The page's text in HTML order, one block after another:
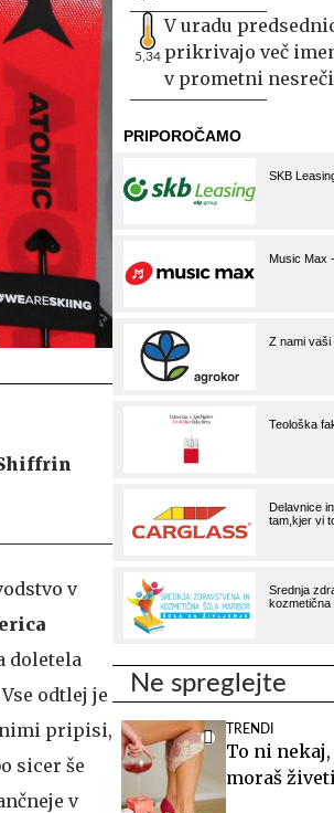
v
doletela
odtlej je
pripisi,
sicer še
v
5,34
V uradu
prikrivajo več
v prometni nesreči
Ne spreglejte
TRENDI
To ni
moraš